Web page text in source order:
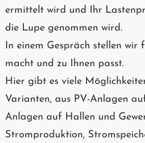
ermittelt wird und Ihr
die Lupe genommen wird.
In einem Gespräch stellen wir
macht und zu Ihnen passt.
Hier gibt es viele
Varianten, aus PV-Anlagen
Anlagen auf Hallen und
Stromproduktion,